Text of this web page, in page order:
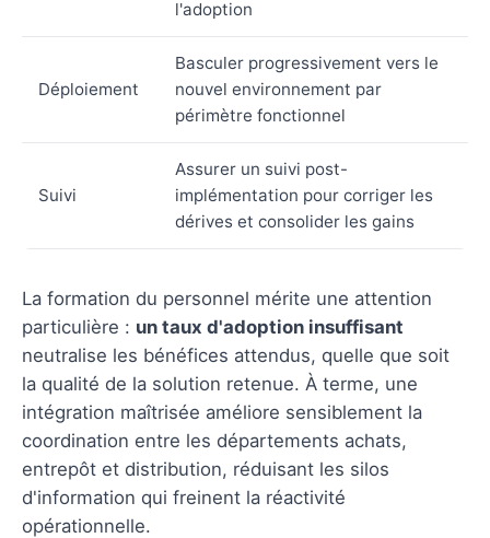
l'adoption
Déploiement
Basculer progressivement vers le
nouvel environnement par
périmètre fonctionnel
Suivi
Assurer un suivi post-
implémentation pour corriger les
dérives et consolider les gains
La formation du personnel mérite une attention
particulière : un taux d'adoption insuffisant
neutralise les bénéfices attendus, quelle que soit
la qualité de la solution retenue. À terme, une
intégration maîtrisée améliore sensiblement la
coordination entre les départements achats,
entrepôt et distribution, réduisant les silos
d'information qui freinent la réactivité
opérationnelle.